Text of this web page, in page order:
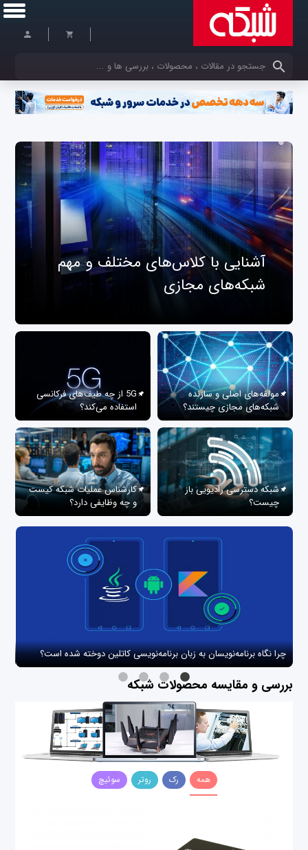
کلمات کلیدی خود را وارد کنید
آشنایی با کلاس‌های مختلف و مهم
شبکه‌های مجازی
مولفه‌های اصلی و سازنده
شبکه‌های مجازی چیستند؟
5G از چه طیف‌های فرکانسی
استفاده می‌کند؟
شبکه دسترسی رادیویی باز
چیست؟
کارشناس عملیات شبکه کیست
و چه وظایفی دارد؟
چرا نگاه برنامه‌نویسان به زبان برنامه‌نویسی کاتلین دوخته شده است؟
بررسی و مقایسه محصولات شبکه
همه رک روتر سوئیچ